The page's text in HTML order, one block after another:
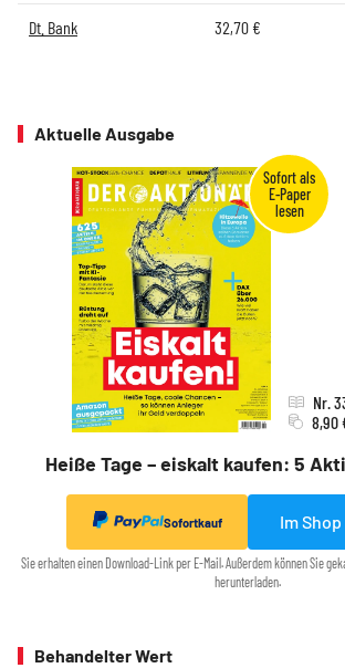
Dt. Bank 32,70€
Aktuelle Ausgabe
Heiße Tage – eiskalt kaufen: 5
Nr.
8,90
Sofortkauf Im
Sie erhalten einen Download-Link per E-Mail. Außerdem können Sie
herunterladen.
Behandelter Wert